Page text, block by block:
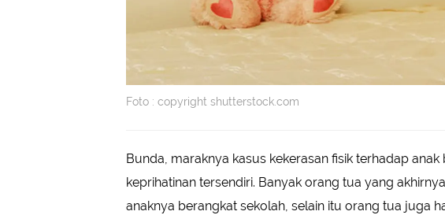
Foto : copyright shutterstock.com
Bunda, maraknya kasus kekerasan fisik terhadap
keprihatinan tersendiri. Banyak orang tua yang
anaknya berangkat sekolah, selain itu orang tua juga